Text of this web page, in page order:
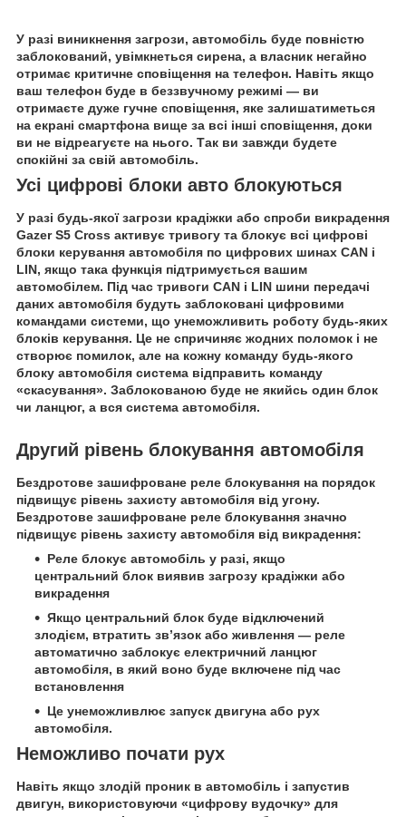
У разі виникнення загрози, автомобіль буде повністю
заблокований, увімкнеться сирена, а власник негайно
отримає критичне сповіщення на телефон. Навіть якщо
ваш телефон буде в беззвучному режимі — ви
отримаєте дуже гучне сповіщення, яке залишатиметься
на екрані смартфона вище за всі інші сповіщення, доки
ви не відреагуєте на нього. Так ви завжди будете
спокійні за свій автомобіль.
Усі цифрові блоки авто блокуються
У разі будь-якої загрози крадіжки або спроби викрадення
Gazer S5 Cross активує тривогу та блокує всі цифрові
блоки керування автомобіля по цифрових шинах CAN і
LIN, якщо така функція підтримується вашим
автомобілем. Під час тривоги CAN і LIN шини передачі
даних автомобіля будуть заблоковані цифровими
командами системи, що унеможливить роботу будь-яких
блоків керування. Це не спричиняє жодних поломок і не
створює помилок, але на кожну команду будь-якого
блоку автомобіля система відправить команду
«скасування». Заблокованою буде не якийсь один блок
чи ланцюг, а вся система автомобіля.
Другий рівень блокування автомобіля
Бездротове зашифроване реле блокування на порядок
підвищує рівень захисту автомобіля від угону.
Бездротове зашифроване реле блокування значно
підвищує рівень захисту автомобіля від викрадення:
Реле блокує автомобіль у разі, якщо
центральний блок виявив загрозу крадіжки або
викрадення
Якщо центральний блок буде відключений
злодієм, втратить зв’язок або живлення — реле
автоматично заблокує електричний ланцюг
автомобіля, в який воно буде включене під час
встановлення
Це унеможливлює запуск двигуна або рух
автомобіля.
Неможливо почати рух
Навіть якщо злодій проник в автомобіль і запустив
двигун, використовуючи «цифрову вудочку» для